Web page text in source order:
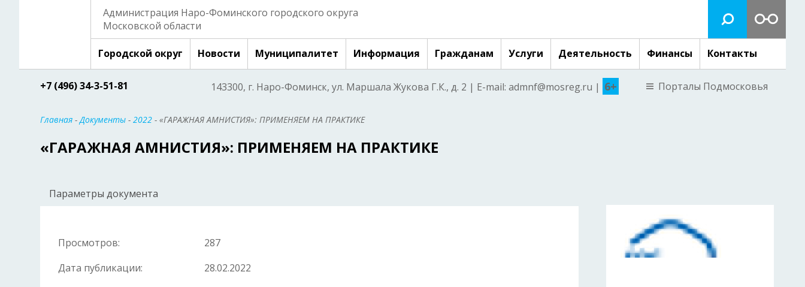
Администрация Наро-Фоминского городского округа
Московской области
Городской округ Новости Муниципалитет Информация Гражданам Услуги Деятельность Финансы Контакты
+7 (496) 34-3-51-81 143300, г. Наро-Фоминск, ул. Маршала Жукова Г.К., д. 2 | E-mail: admnf@mosreg.ru | 6+ Порталы Подмосковья
Главная -Документы - 2022 - «ГАРАЖНАЯ АМНИСТИЯ»: ПРИМЕНЯЕМ НА ПРАКТИКЕ
«ГАРАЖНАЯ АМНИСТИЯ»: ПРИМЕНЯЕМ НА ПРАКТИКЕ
Параметры документа
Просмотров:
287
Дата публикации:
28.02.2022